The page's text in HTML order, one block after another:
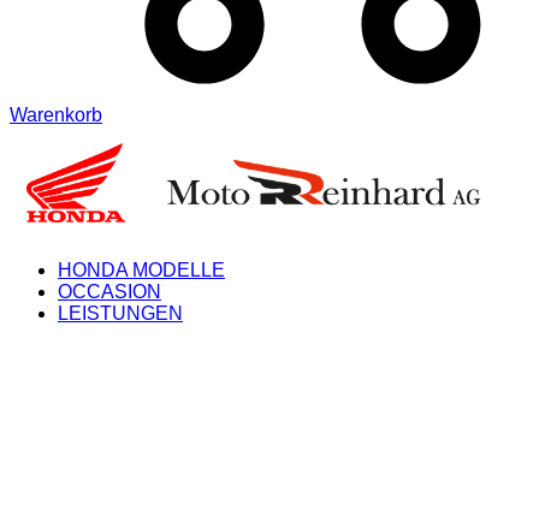
Warenkorb
HONDA MODELLE
OCCASION
LEISTUNGEN